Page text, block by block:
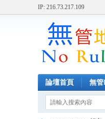
IP: 216.73.217.109
論壇首頁 無管